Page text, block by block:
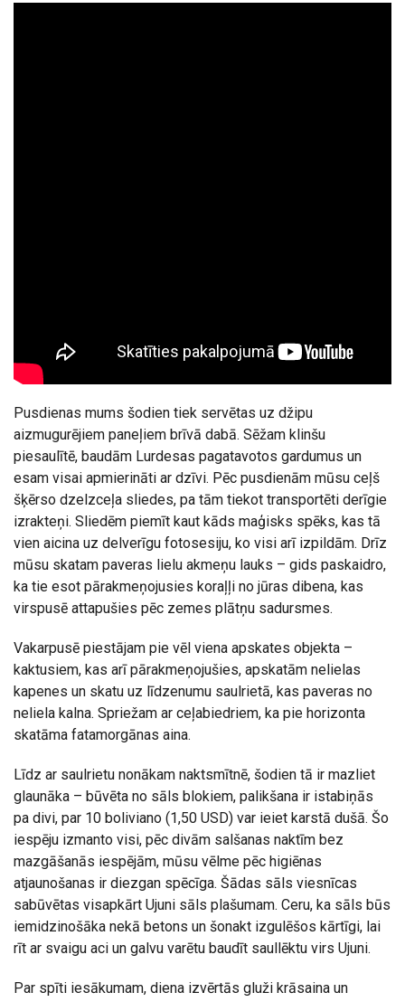
Pusdienas mums šodien tiek servētas uz džipu
aizmugurējiem paneļiem brīvā dabā. Sēžam klinšu
piesaulītē, baudām Lurdesas pagatavotos gardumus un
esam visai apmierināti ar dzīvi. Pēc pusdienām mūsu ceļš
šķērso dzelzceļa sliedes, pa tām tiekot transportēti derīgie
izrakteņi. Sliedēm piemīt kaut kāds maģisks spēks, kas tā
vien aicina uz delverīgu fotosesiju, ko visi arī izpildām. Drīz
mūsu skatam paveras lielu akmeņu lauks – gids paskaidro,
ka tie esot pārakmeņojusies koraļļi no jūras dibena, kas
virspusē attapušies pēc zemes plātņu sadursmes.
Vakarpusē piestājam pie vēl viena apskates objekta –
kaktusiem, kas arī pārakmeņojušies, apskatām nelielas
kapenes un skatu uz līdzenumu saulrietā, kas paveras no
neliela kalna. Spriežam ar ceļabiedriem, ka pie horizonta
skatāma fatamorgānas aina.
Līdz ar saulrietu nonākam naktsmītnē, šodien tā ir mazliet
glaunāka – būvēta no sāls blokiem, palikšana ir istabiņās
pa divi, par 10 boliviano (1,50 USD) var ieiet karstā dušā. Šo
iespēju izmanto visi, pēc divām salšanas naktīm bez
mazgāšanās iespējām, mūsu vēlme pēc higiēnas
atjaunošanas ir diezgan spēcīga. Šādas sāls viesnīcas
sabūvētas visapkārt Ujuni sāls plašumam. Ceru, ka sāls būs
iemidzinošāka nekā betons un šonakt izgulēšos kārtīgi, lai
rīt ar svaigu aci un galvu varētu baudīt saullēktu virs Ujuni.
Par spīti iesākumam, diena izvērtās gluži krāsaina un